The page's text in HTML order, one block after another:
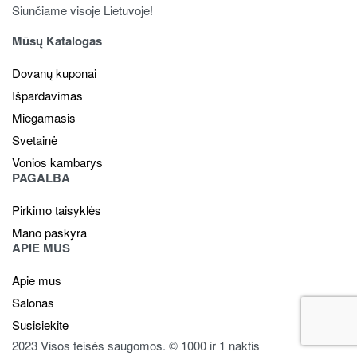
Siunčiame visoje Lietuvoje!
Mūsų Katalogas
Dovanų kuponai
Išpardavimas
Miegamasis
Svetainė
Vonios kambarys
PAGALBA
Pirkimo taisyklės
Mano paskyra
APIE MUS
Apie mus
Salonas
Susisiekite
2023 Visos teisės saugomos. © 1000 ir 1 naktis